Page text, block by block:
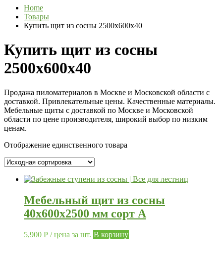
Home
Товары
Купить щит из сосны 2500х600х40
Купить щит из сосны
2500х600х40
Продажа пиломатериалов в Москве и Московской области с
доставкой. Привлекательные цены. Качественные материалы.
Мебельные щиты с доставкой по Москве и Московской
области по цене производителя, широкий выбор по низким
ценам.
Отображение единственного товара
Мебельный щит из сосны
40х600х2500 мм сорт A
5,900 Р / цена за шт. В корзину